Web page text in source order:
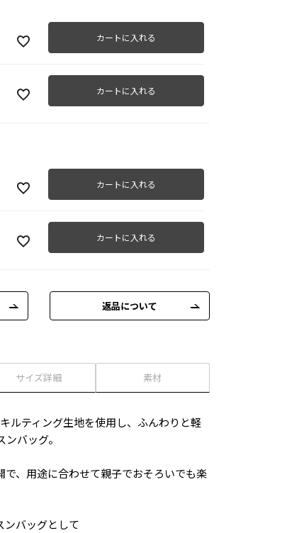
カートに入れる
カートに入れる
カートに入れる
カートに入れる
返品について
サイズ詳細 素材
ルティング生地を使用し、ふんわりと軽
バッグ。
、用途に合わせて親子でおそろいでも楽
ンバッグとして